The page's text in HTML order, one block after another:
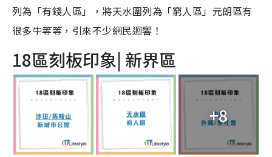
列為「有錢人區」，將天水圍列為「窮人區」元朗區有
很多牛等等，引來不少網民迴響！
18區刻板印象| 新界區
+8